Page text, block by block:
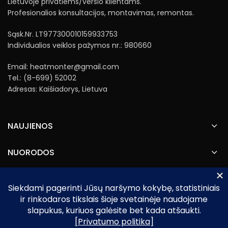
Profesionalios konsultacijos, montavimas, remontas.
Sąsk.Nr. LT977300010159933753
Individualios veiklos pažymos nr.: 980660
Email: heatmonter@gmail.com
Tel.: (8-699) 52002
Adresas: Kaišiadorys, Lietuva
NAUJIENOS
NUORODOS
Heatmonter.lt